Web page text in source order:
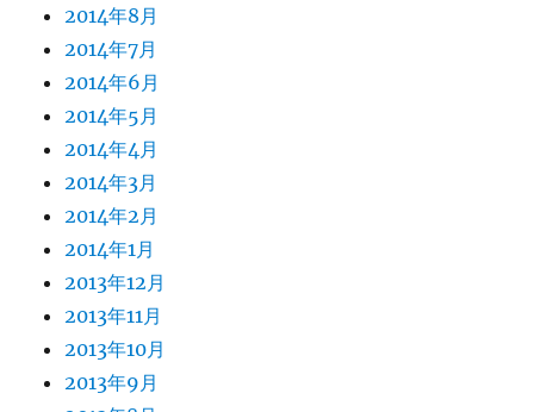
2014年8月
2014年7月
2014年6月
2014年5月
2014年4月
2014年3月
2014年2月
2014年1月
2013年12月
2013年11月
2013年10月
2013年9月